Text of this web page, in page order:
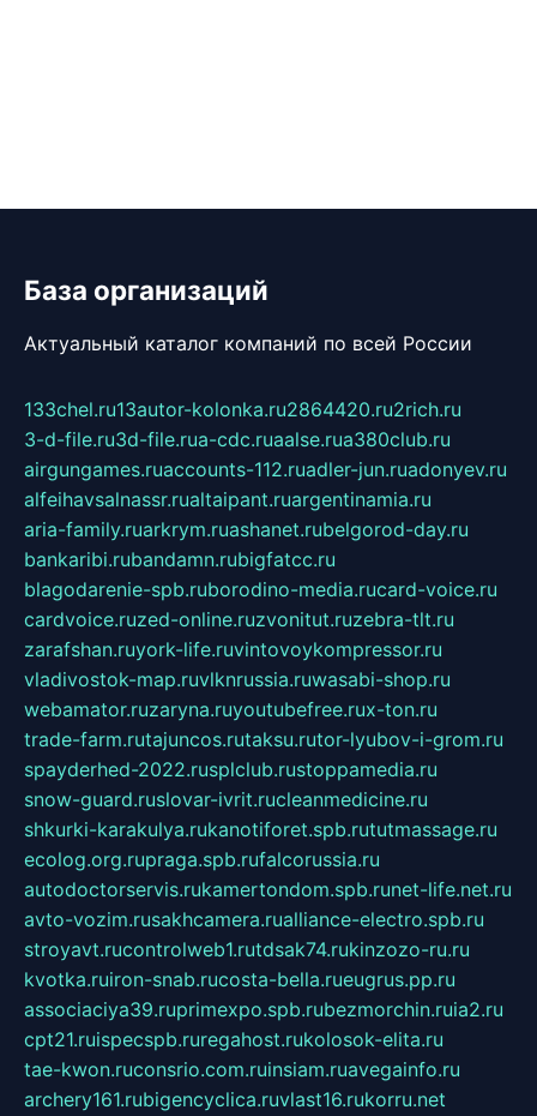
База организаций
Актуальный каталог компаний по всей России
133chel.ru13autor-kolonka.ru2864420.ru2rich.ru
3-d-file.ru3d-file.rua-cdc.ruaalse.rua380club.ru
airgungames.ruaccounts-112.ruadler-jun.ruadonyev.ru
alfeihavsalnassr.rualtaipant.ruargentinamia.ru
aria-family.ruarkrym.ruashanet.rubelgorod-day.ru
bankaribi.rubandamn.rubigfatcc.ru
blagodarenie-spb.ruborodino-media.rucard-voice.ru
cardvoice.ruzed-online.ruzvonitut.ruzebra-tlt.ru
zarafshan.ruyork-life.ruvintovoykompressor.ru
vladivostok-map.ruvlknrussia.ruwasabi-shop.ru
webamator.ruzaryna.ruyoutubefree.rux-ton.ru
trade-farm.rutajuncos.rutaksu.rutor-lyubov-i-grom.ru
spayderhed-2022.rusplclub.rustoppamedia.ru
snow-guard.ruslovar-ivrit.rucleanmedicine.ru
shkurki-karakulya.rukanotiforet.spb.rututmassage.ru
ecolog.org.rupraga.spb.rufalcorussia.ru
autodoctorservis.rukamertondom.spb.runet-life.net.ru
avto-vozim.rusakhcamera.rualliance-electro.spb.ru
stroyavt.rucontrolweb1.rutdsak74.rukinzozo-ru.ru
kvotka.ruiron-snab.rucosta-bella.rueugrus.pp.ru
associaciya39.ruprimexpo.spb.rubezmorchin.ruia2.ru
cpt21.ruispecspb.ruregahost.rukolosok-elita.ru
tae-kwon.ruconsrio.com.ruinsiam.ruavegainfo.ru
archery161.rubigencyclica.ruvlast16.rukorru.net